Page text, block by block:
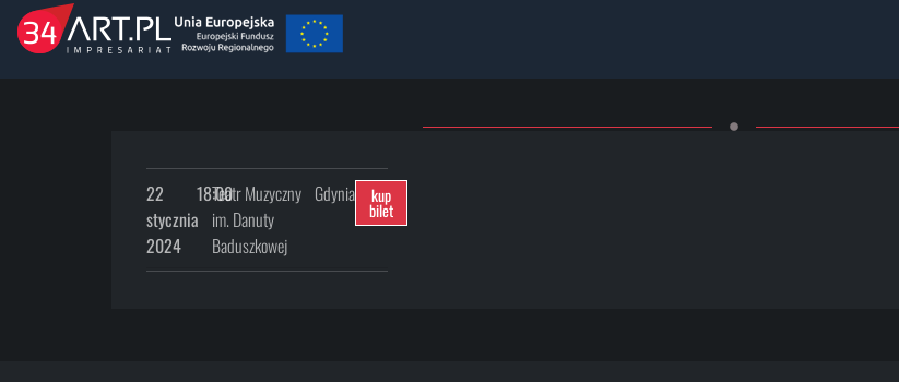
22
stycznia
2024
18:00
Teatr Muzyczny
im. Danuty
Baduszkowej
Gdynia kup
bilet